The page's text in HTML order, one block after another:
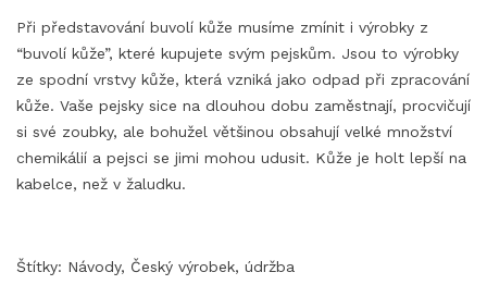
Při představování buvolí kůže musíme zmínit i výrobky z
“buvolí kůže”, které kupujete svým pejskům. Jsou to výrobky
ze spodní vrstvy kůže, která vzniká jako odpad při zpracování
kůže. Vaše pejsky sice na dlouhou dobu zaměstnají, procvičují
si své zoubky, ale bohužel většinou obsahují velké množství
chemikálií a pejsci se jimi mohou udusit. Kůže je holt lepší na
kabelce, než v žaludku.
Štítky: Návody, Český výrobek, údržba